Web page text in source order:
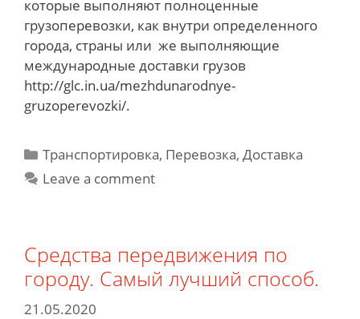
которые выполняют полноценные
грузоперевозки, как внутри определенного
города, страны или же выполняющие
международные доставки грузов
http://glc.in.ua/mezhdunarodnye-
gruzoperevozki/.
Categories
Транспортировка, Перевозка, Доставка
Leave a comment
Средства передвижения по
городу. Самый лучший способ.
21.05.2020